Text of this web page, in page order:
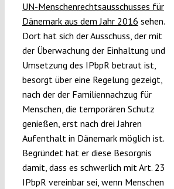
UN-Menschenrechtsausschusses für
Dänemark aus dem Jahr 2016 sehen.
Dort hat sich der Ausschuss, der mit
der Überwachung der Einhaltung und
Umsetzung des IPbpR betraut ist,
besorgt über eine Regelung gezeigt,
nach der der Familiennachzug für
Menschen, die temporären Schutz
genießen, erst nach drei Jahren
Aufenthalt in Dänemark möglich ist.
Begründet hat er diese Besorgnis
damit, dass es schwerlich mit Art. 23
IPbpR vereinbar sei, wenn Menschen